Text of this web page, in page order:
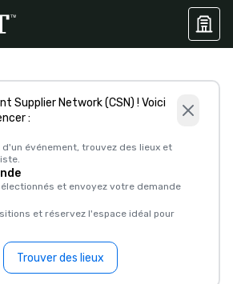
Supplier Network (CSN) ! Voici
:
événement, trouvez des lieux et
et envoyez votre demande
et réservez l'espace idéal pour
Trouver des lieux